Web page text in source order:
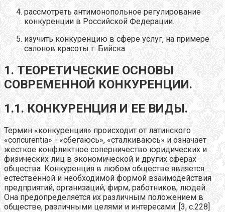
рассмотреть антимонопольное регулирование
конкуренции в Российской Федерации.
изучить конкуренцию в сфере услуг, на примере
салонов красоты г. Бийска.
1. ТЕОРЕТИЧЕСКИЕ ОСНОВЫ
СОВРЕМЕННОЙ КОНКУРЕНЦИИ.
1.1. КОНКУРЕНЦИЯ И ЕЕ ВИДЫ.
Термин «конкуренция» происходит от латинского
«concurentia» - «сбегаюсь», «сталкиваюсь» и означает
жесткое конфликтное соперничество юридических и
физических лиц в экономической и других сферах
общества. Конкуренция в любом обществе является
естественной и необходимой формой взаимодействия
предприятий, организаций, фирм, работников, людей.
Она предопределяется их различным положением в
обществе, различными целями и интересами. [3, с.228]